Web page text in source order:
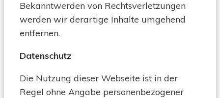
Bekanntwerden von Rechtsverletzungen
werden wir derartige Inhalte umgehend
entfernen.
Datenschutz
Die Nutzung dieser Webseite ist in der
Regel ohne Angabe personenbezogener